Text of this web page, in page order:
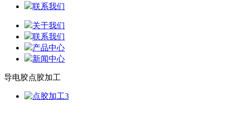
联系我们
关于我们
联系我们
产品中心
新闻中心
导电胶点胶加工